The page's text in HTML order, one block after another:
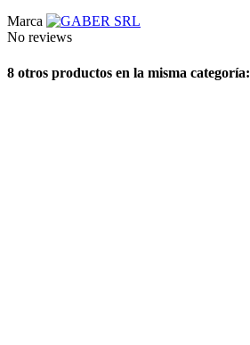
Marca
No reviews
8 otros productos en la misma categoría: